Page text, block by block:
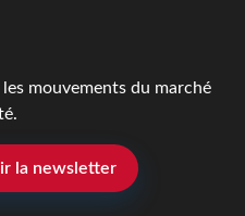
mouvements du marché
la newsletter